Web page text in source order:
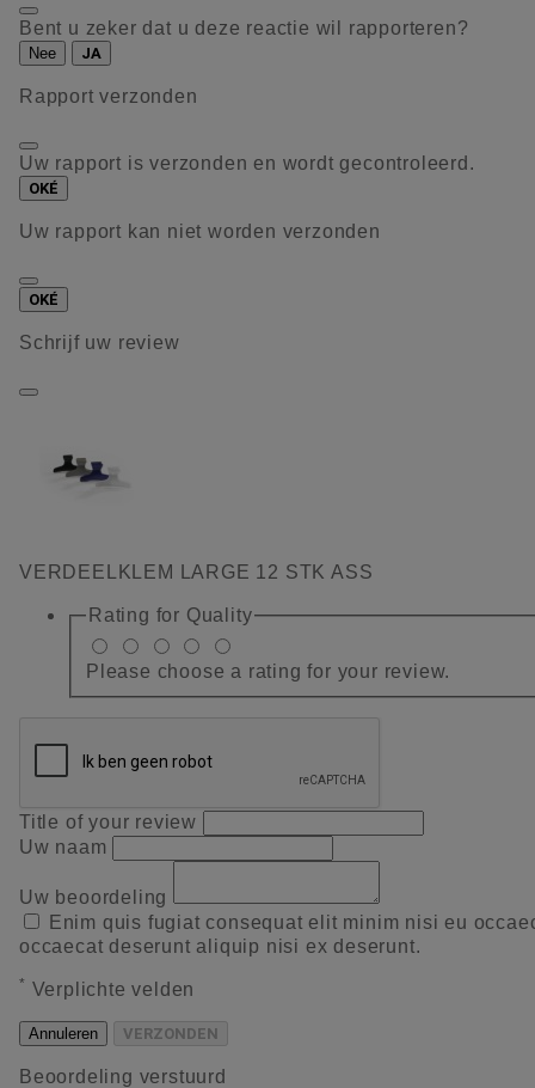
Bent u zeker dat u deze reactie wil rapporteren?
Nee JA
Rapport verzonden
Uw rapport is verzonden en wordt gecontroleerd.
OKÉ
Uw rapport kan niet worden verzonden
OKÉ
Schrijf uw review
VERDEELKLEM LARGE 12 STK ASS
Rating for Quality
Please choose a rating for your review.
Title of your review
Uw naam
Uw beoordeling
Enim quis fugiat consequat elit minim nisi eu
occaecat deserunt aliquip nisi ex deserunt.
* Verplichte velden
Annuleren VERZONDEN
Beoordeling verstuurd